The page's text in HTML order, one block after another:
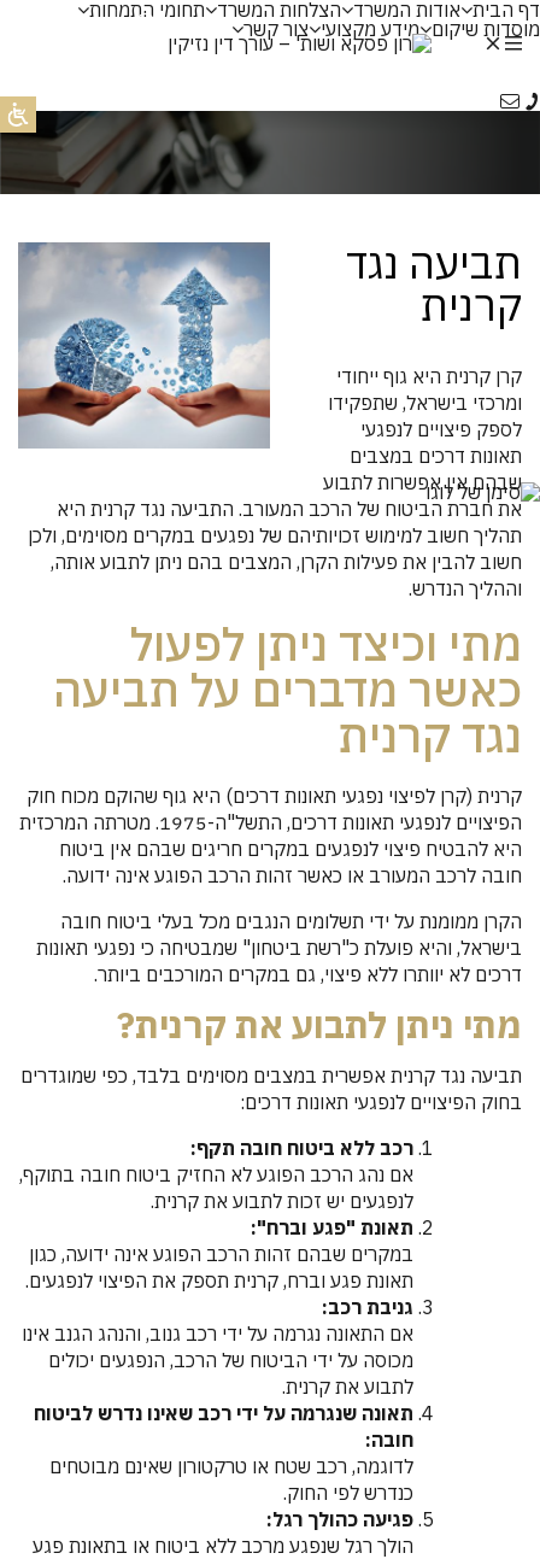
דף הבית אודות המשרד הצלחות המשרד תחומי התמחות
מוסדות שיקום מידע מקצועי צור קשר
תביעה נגד
קרנית
קרן קרנית היא גוף ייחודי
ומרכזי בישראל, שתפקידו
לספק פיצויים לנפגעי
תאונות דרכים במצבים
שבהם אין אפשרות לתבוע
את חברת הביטוח של הרכב המעורב. התביעה נגד קרנית היא
תהליך חשוב למימוש זכויותיהם של נפגעים במקרים מסוימים, ולכן
חשוב להבין את פעילות הקרן, המצבים בהם ניתן לתבוע אותה,
וההליך הנדרש.
מתי וכיצד ניתן לפעול
כאשר מדברים על תביעה
נגד קרנית
קרנית (קרן לפיצוי נפגעי תאונות דרכים) היא גוף שהוקם מכוח חוק
הפיצויים לנפגעי תאונות דרכים, התשל"ה-1975. מטרתה המרכזית
היא להבטיח פיצוי לנפגעים במקרים חריגים שבהם אין ביטוח
חובה לרכב המעורב או כאשר זהות הרכב הפוגע אינה ידועה.
הקרן ממומנת על ידי תשלומים הנגבים מכל בעלי ביטוח חובה
בישראל, והיא פועלת כ"רשת ביטחון" שמבטיחה כי נפגעי תאונות
דרכים לא יוותרו ללא פיצוי, גם במקרים המורכבים ביותר.
מתי ניתן לתבוע את קרנית?
תביעה נגד קרנית אפשרית במצבים מסוימים בלבד, כפי שמוגדרים
בחוק הפיצויים לנפגעי תאונות דרכים:
רכב ללא ביטוח חובה תקף:
אם נהג הרכב הפוגע לא החזיק ביטוח חובה בתוקף,
לנפגעים יש זכות לתבוע את קרנית.
תאונת "פגע וברח":
במקרים שבהם זהות הרכב הפוגע אינה ידועה, כגון
תאונת פגע וברח, קרנית תספק את הפיצוי לנפגעים.
גניבת רכב:
אם התאונה נגרמה על ידי רכב גנוב, והנהג הגנב אינו
מכוסה על ידי הביטוח של הרכב, הנפגעים יכולים
לתבוע את קרנית.
תאונה שנגרמה על ידי רכב שאינו נדרש לביטוח
חובה:
לדוגמה, רכב שטח או טרקטורון שאינם מבוטחים
כנדרש לפי החוק.
פגיעה כהולך רגל:
הולך רגל שנפגע מרכב ללא ביטוח או בתאונת פגע